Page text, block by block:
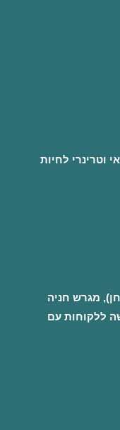
וטרינרי לחיות
חן), מגרש חניה
ללקוחות עם